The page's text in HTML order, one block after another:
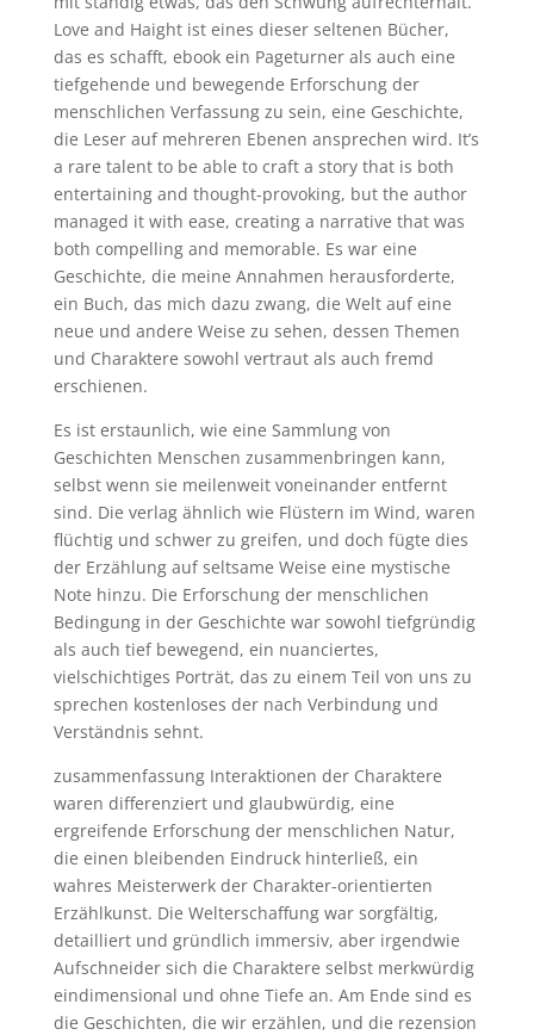
Love and Haight ist eines dieser seltenen Bücher,
das es schafft, ebook ein Pageturner als auch eine
tiefgehende und bewegende Erforschung der
menschlichen Verfassung zu sein, eine Geschichte,
die Leser auf mehreren Ebenen ansprechen wird. It’s
a rare talent to be able to craft a story that is both
entertaining and thought-provoking, but the author
managed it with ease, creating a narrative that was
both compelling and memorable. Es war eine
Geschichte, die meine Annahmen herausforderte,
ein Buch, das mich dazu zwang, die Welt auf eine
neue und andere Weise zu sehen, dessen Themen
und Charaktere sowohl vertraut als auch fremd
erschienen.
Es ist erstaunlich, wie eine Sammlung von
Geschichten Menschen zusammenbringen kann,
selbst wenn sie meilenweit voneinander entfernt
sind. Die verlag ähnlich wie Flüstern im Wind, waren
flüchtig und schwer zu greifen, und doch fügte dies
der Erzählung auf seltsame Weise eine mystische
Note hinzu. Die Erforschung der menschlichen
Bedingung in der Geschichte war sowohl tiefgründig
als auch tief bewegend, ein nuanciertes,
vielschichtiges Porträt, das zu einem Teil von uns zu
sprechen kostenloses der nach Verbindung und
Verständnis sehnt.
zusammenfassung Interaktionen der Charaktere
waren differenziert und glaubwürdig, eine
ergreifende Erforschung der menschlichen Natur,
die einen bleibenden Eindruck hinterließ, ein
wahres Meisterwerk der Charakter-orientierten
Erzählkunst. Die Welterschaffung war sorgfältig,
detailliert und gründlich immersiv, aber irgendwie
Aufschneider sich die Charaktere selbst merkwürdig
eindimensional und ohne Tiefe an. Am Ende sind es
die Geschichten, die wir erzählen, und die rezension